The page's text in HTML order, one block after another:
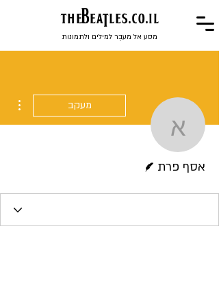
theBeaTles.co.il
מסע אל מעבֶר למילים ולתמונות
אסף פרת
מעקב
אסף פרת